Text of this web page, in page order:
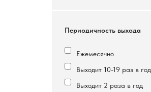
Периодичность выхода
Ежемесячно
Выходит 10-19 раз в год
Выходит 2 раза в год